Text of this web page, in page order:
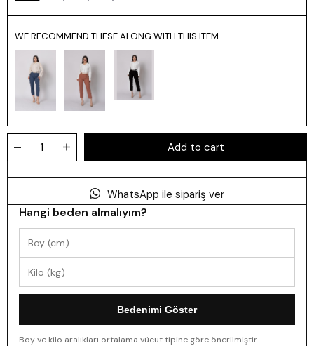
WE RECOMMEND THESE ALONG WITH THIS ITEM.
WhatsApp ile sipariş ver
Hangi beden almalıyım?
Bedenimi Göster
Boy ve kilo aralıkları ortalama vücut tipine göre önerilmiştir.